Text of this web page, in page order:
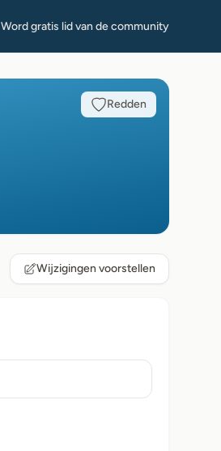
Word gratis lid van de community
Redden
Wijzigingen voorstellen